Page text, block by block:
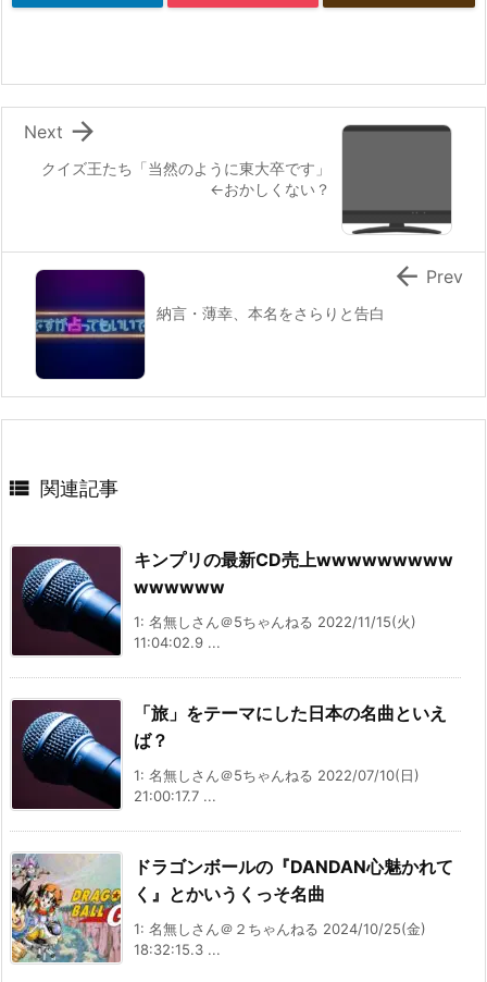
クイズ王たち「当然のように東大卒です」
←おかしくない？

Next
納言・薄幸、本名をさらりと告白
 Prev
 関連記事
キンプリの最新CD売上wwwwwwwww
wwwwww
1: 名無しさん＠5ちゃんねる 2022/11/15(火)
11:04:02.9 ...
「旅」をテーマにした日本の名曲といえ
ば？
1: 名無しさん＠5ちゃんねる 2022/07/10(日)
21:00:17.7 ...
ドラゴンボールの『DANDAN心魅かれて
く』とかいうくっそ名曲
1: 名無しさん＠２ちゃんねる 2024/10/25(金)
18:32:15.3 ...